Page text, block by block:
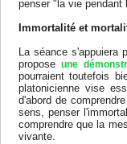
penser "la vie pendant
Immortalité et
La séance s'appuiera
proposeune
pourraient toutefois
platonicienne vise
d'abord de
sens, penser
comprendre que la
vivante.